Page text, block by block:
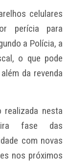
celulares
perícia para
a Polícia, a
o que pode
da revenda
nesta
fase das
com novas
nos próximos